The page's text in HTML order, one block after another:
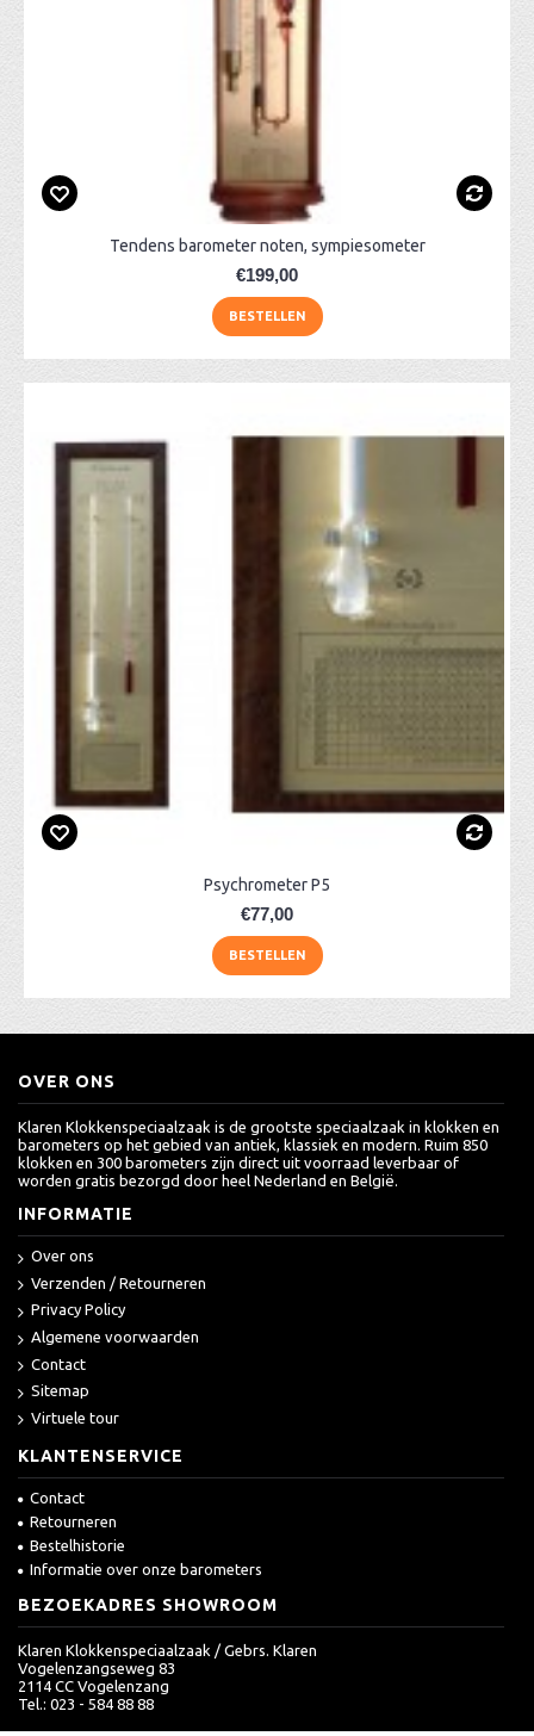
Tendens barometer noten, sympiesometer
€199,00
BESTELLEN
Psychrometer P5
€77,00
BESTELLEN
OVER ONS
Klaren Klokkenspeciaalzaak is de grootste speciaalzaak in klokken en
barometers op het gebied van antiek, klassiek en modern. Ruim 850
klokken en 300 barometers zijn direct uit voorraad leverbaar of
worden gratis bezorgd door heel Nederland en België.
INFORMATIE
Over ons
Verzenden / Retourneren
Privacy Policy
Algemene voorwaarden
Contact
Sitemap
Virtuele tour
KLANTENSERVICE
Contact
Retourneren
Bestelhistorie
Informatie over onze barometers
BEZOEKADRES SHOWROOM
Klaren Klokkenspeciaalzaak / Gebrs. Klaren
Vogelenzangseweg 83
2114 CC Vogelenzang
Tel.: 023 - 584 88 88